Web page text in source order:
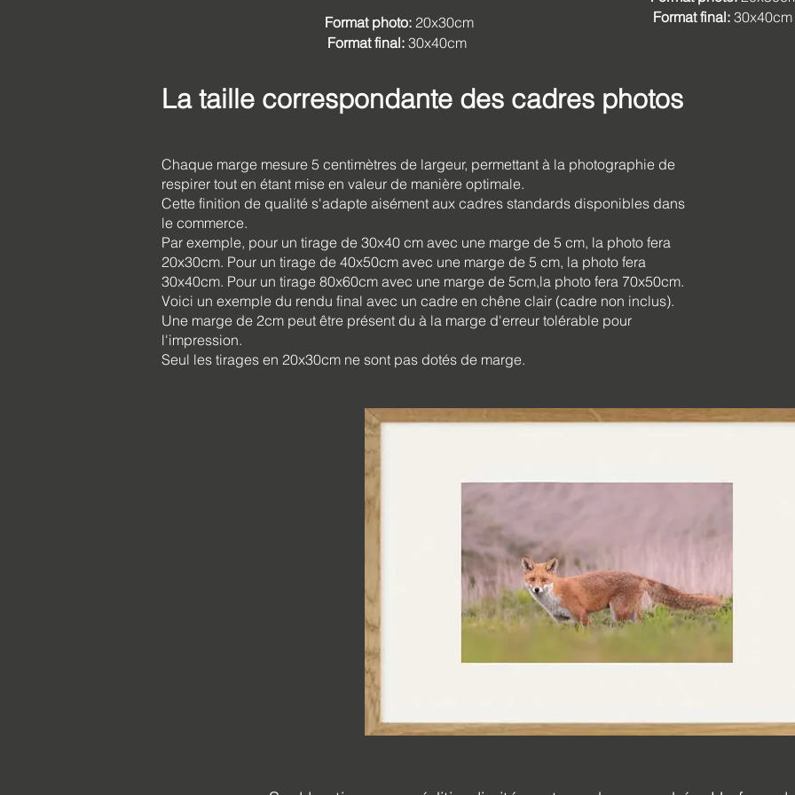
Format photo:20x30cm
Format final: 30x40cm
Format final: 30x40cm
La taille correspondante des cadres photos
Chaque marge mesure 5 centimètres de largeur, permettant à la photographie de
respirer tout en étant mise en valeur de manière optimale.
Cette finition de qualité s'adapte aisément aux cadres standards disponibles dans
le commerce.
Par exemple, pour un tirage de 30x40 cm avec une marge de 5 cm, la photo fera
20x30cm. Pour un tirage de 40x50cm avec une marge de 5 cm, la photo fera
30x40cm. Pour un tirage 80x60cm avec une marge de 5cm,la photo fera 70x50cm.
Voici un exemple du rendu final avec un cadre en chêne clair (cadre non inclus).
Une marge de 2cm peut être présent du à la marge d'erreur tolérable pour
l'impression.
Seul les tirages en 20x30cm ne sont pas dotés de marge.